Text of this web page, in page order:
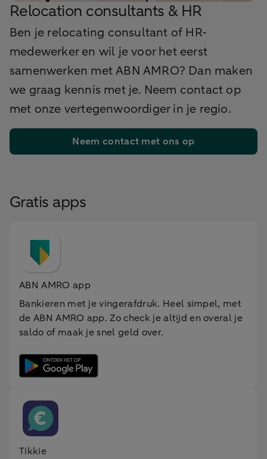
Relocation consultants & HR
Ben je relocating consultant of HR-
medewerker en wil je voor het eerst
samenwerken met ABN AMRO? Dan maken
we graag kennis met je. Neem contact op
met onze vertegenwoordiger in je regio.
Neem contact met ons op
Gratis apps
ABN AMRO app
Bankieren met je vingerafdruk. Heel simpel, met
de ABN AMRO app. Zo check je altijd en overal je
saldo of maak je snel geld over.
Tikkie